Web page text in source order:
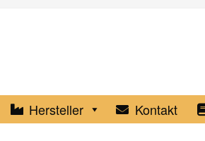
Hersteller Kontakt